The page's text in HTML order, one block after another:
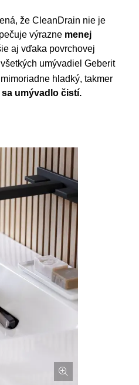
že CleanDrain nie je
výrazne menej
aj vďaka povrchovej
umývadiel Geberit
hladký, takmer
umývadlo čistí.